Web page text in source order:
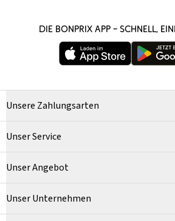
DIE BONPRIX APP – SCHNELL,
Unsere Zahlungsarten
Unser Service
Unser Angebot
Unser Unternehmen